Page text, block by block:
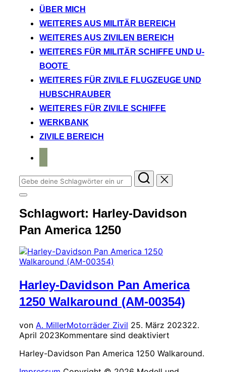
ÜBER MICH
WEITERES AUS MILITÄR BEREICH
WEITERES AUS ZIVILEN BEREICH
WEITERES FÜR MILITÄR SCHIFFE UND U-
BOOTE
WEITERES FÜR ZIVILE FLUGZEUGE UND
HUBSCHRAUBER
WEITERES FÜR ZIVILE SCHIFFE
WERKBANK
ZIVILE BEREICH
Suchen
nach:
Seitenleiste
Navigation
umschalten
Schlagwort: Harley-Davidson
Pan America 1250
Harley-Davidson Pan America
1250 Walkaround (AM-00354)
von A. MillerMotorräder Zivil Veröffentlicht
am
25. März 202322.
April 2023Kommentare sind deaktiviert
Harley-Davidson Pan America 1250 Walkaround.